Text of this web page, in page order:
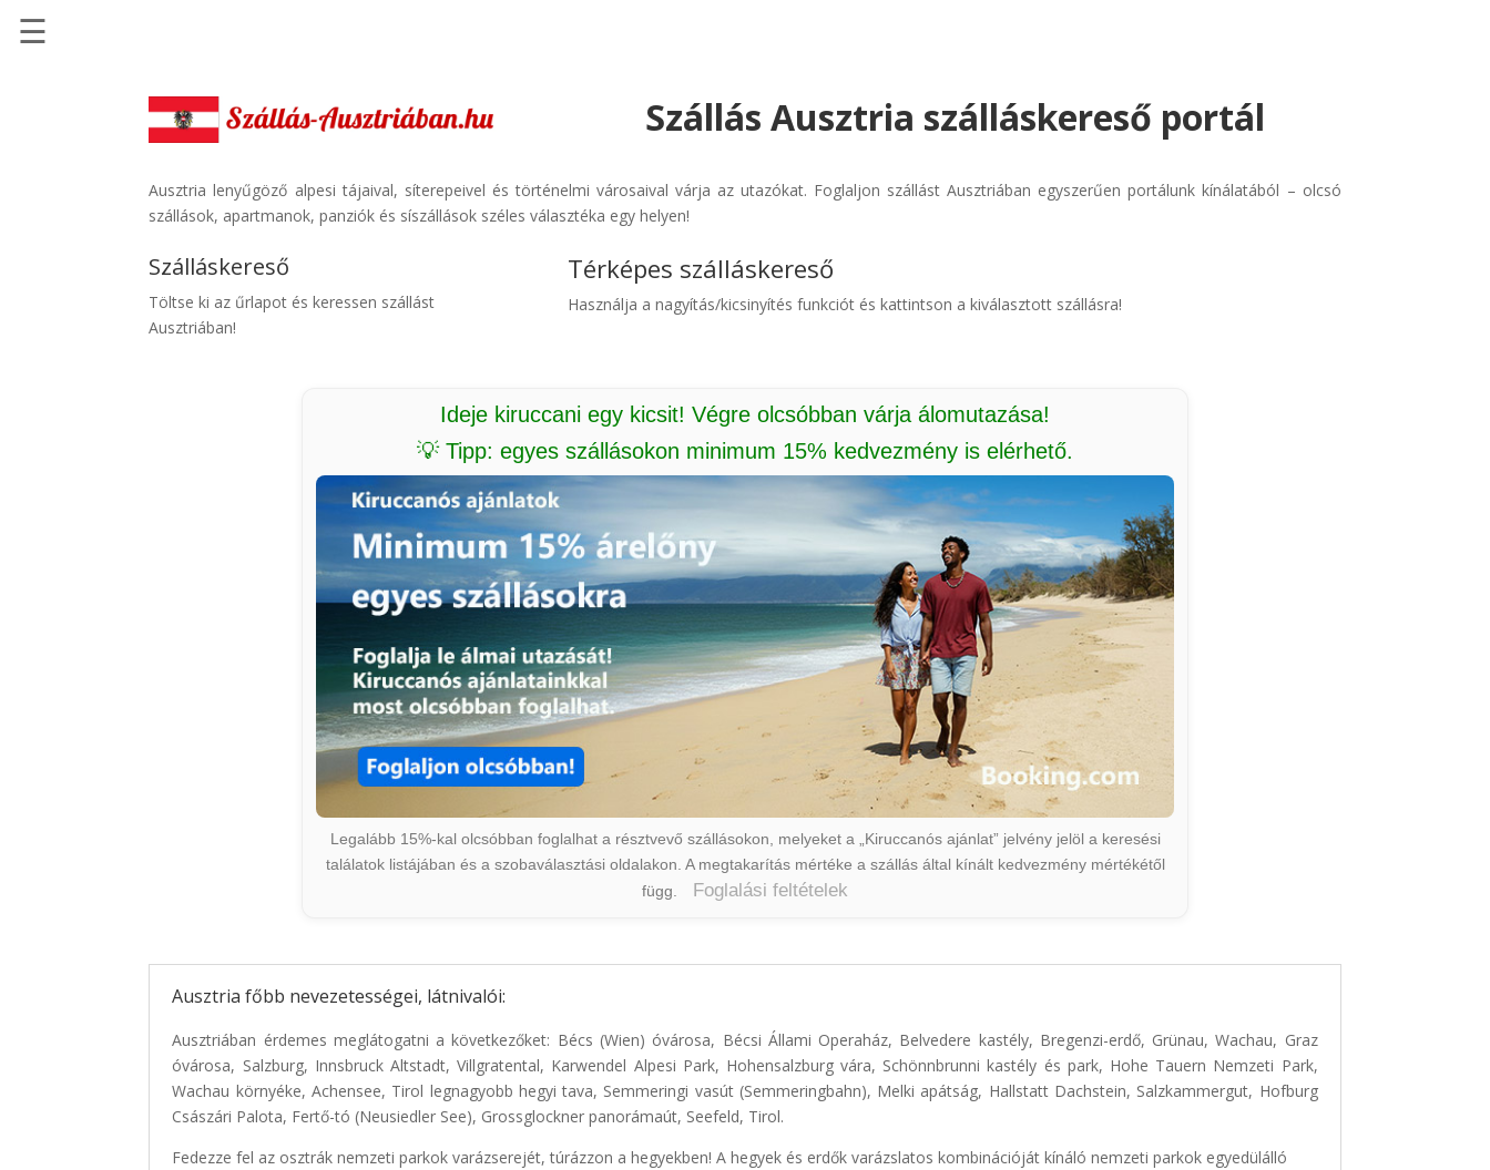
Szállásinfo.eu
Repülőjegy
pénzvisszatérítéssel
Autóbérlés
☰
Szállás Ausztria szálláskereső portál
Ausztria lenyűgöző alpesi tájaival, síterepeivel és történelmi városaival várja az utazókat. Foglaljon szállást Ausztriában egyszerűen portálunk kínálatából – olcsó
szállások, apartmanok, panziók és síszállások széles választéka egy helyen!
Szálláskereső
Töltse ki az űrlapot és keressen szállást
Ausztriában!
Térképes szálláskereső
Használja a nagyítás/kicsinyítés funkciót és kattintson a kiválasztott szállásra!
Ideje kiruccani egy kicsit! Végre olcsóbban várja álomutazása!
💡 Tipp: egyes szállásokon minimum 15% kedvezmény is elérhető.
Legalább 15%-kal olcsóbban foglalhat a résztvevő szállásokon, melyeket a „Kiruccanós ajánlat” jelvény jelöl a keresési
találatok listájában és a szobaválasztási oldalakon. A megtakarítás mértéke a szállás által kínált kedvezmény mértékétől
függ.
Foglalási feltételek
Ausztria főbb nevezetességei, látnivalói:
Ausztriában érdemes meglátogatni a következőket: Bécs (Wien) óvárosa, Bécsi Állami Operaház, Belvedere kastély, Bregenzi-erdő, Grünau, Wachau, Graz
óvárosa, Salzburg, Innsbruck Altstadt, Villgratental, Karwendel Alpesi Park, Hohensalzburg vára, Schönnbrunni kastély és park, Hohe Tauern Nemzeti Park,
Wachau környéke, Achensee, Tirol legnagyobb hegyi tava, Semmeringi vasút (Semmeringbahn), Melki apátság, Hallstatt Dachstein, Salzkammergut, Hofburg
Császári Palota, Fertő-tó (Neusiedler See), Grossglockner panorámaút, Seefeld, Tirol.
Fedezze fel az osztrák nemzeti parkok varázserejét, túrázzon a hegyekben! A hegyek és erdők varázslatos kombinációját kínáló nemzeti parkok egyedülálló